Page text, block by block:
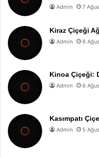
Admin 7
Kiraz Çiçeği
Admin 6
Kinoa Çiçeği:
Admin 6
Kasımpatı
Admin 5